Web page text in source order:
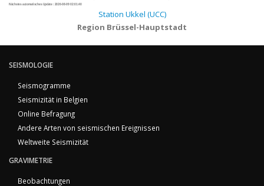
Nächstes automatisches Update : 2026-08-09 02:01:40
Station Ukkel (UCC)
Region Brüssel-Hauptstadt
SEISMOLOGIE
Seismogramme
Seismizität in Belgien
Online Befragung
Andere Arten von seismischen Ereignissen
Weltweite Seismizität
GRAVIMETRIE
Beobachtungen